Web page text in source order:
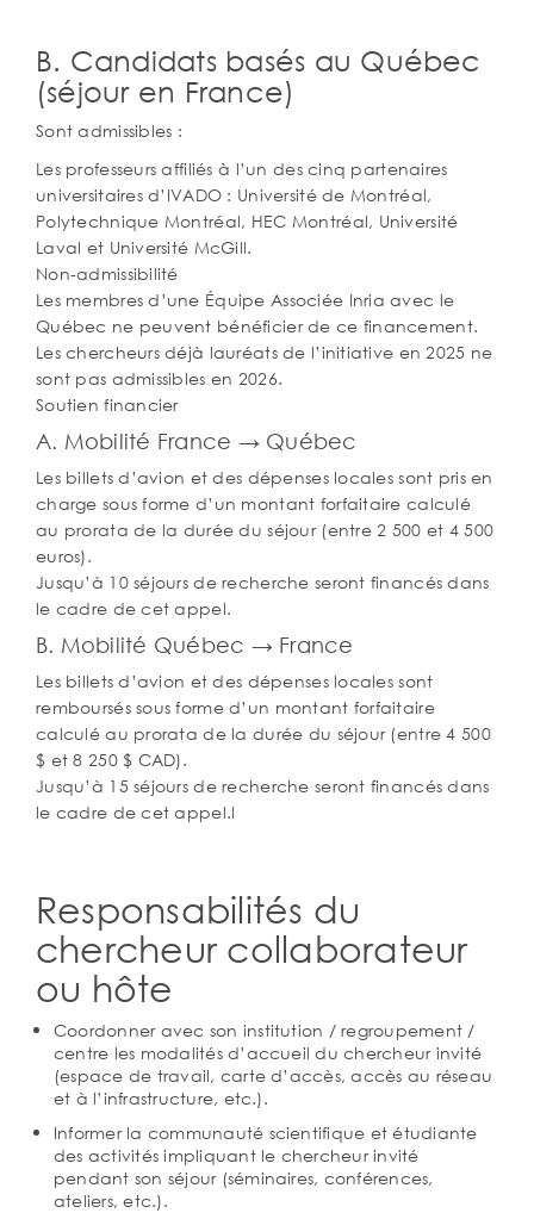
B. Candidats basés au Québec
(séjour en France)
Sont admissibles :
Les professeurs affiliés à l’un des cinq partenaires
universitaires d’IVADO : Université de Montréal,
Polytechnique Montréal, HEC Montréal, Université
Laval et Université McGill.
Non-admissibilité
Les membres d’une Équipe Associée Inria avec le
Québec ne peuvent bénéficier de ce financement.
Les chercheurs déjà lauréats de l’initiative en 2025 ne
sont pas admissibles en 2026.
Soutien financier
A. Mobilité France → Québec
Les billets d’avion et des dépenses locales sont pris en
charge sous forme d’un montant forfaitaire calculé
au prorata de la durée du séjour (entre 2 500 et 4 500
euros).
Jusqu’à 10 séjours de recherche seront financés dans
le cadre de cet appel.
B. Mobilité Québec → France
Les billets d’avion et des dépenses locales sont
remboursés sous forme d’un montant forfaitaire
calculé au prorata de la durée du séjour (entre 4 500
$ et 8 250 $ CAD).
Jusqu’à 15 séjours de recherche seront financés dans
le cadre de cet appel.l
Responsabilités du
chercheur collaborateur
ou hôte
Coordonner avec son institution / regroupement /
centre les modalités d’accueil du chercheur invité
(espace de travail, carte d’accès, accès au réseau
et à l’infrastructure, etc.).
Informer la communauté scientifique et étudiante
des activités impliquant le chercheur invité
pendant son séjour (séminaires, conférences,
ateliers, etc.).